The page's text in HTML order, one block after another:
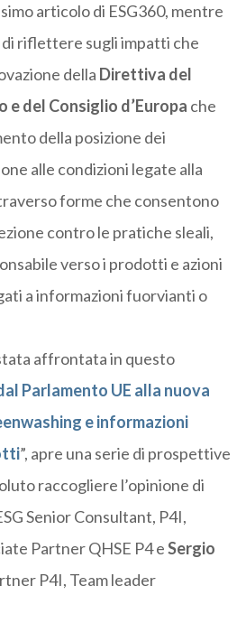
articolo di ESG360, mentre
riflettere sugli impatti che
della Direttiva del
e del Consiglio d’Europa che
della posizione dei
alle condizioni legate alla
forme che consentono
contro le pratiche sleali,
verso i prodotti e azioni
a informazioni fuorvianti o
affrontata in questo
Parlamento UE alla nuova
e informazioni
”, apre una serie di prospettive
raccogliere l’opinione di
Senior Consultant, P4I,
Partner QHSE P4 eSergio
P4I, Team leader